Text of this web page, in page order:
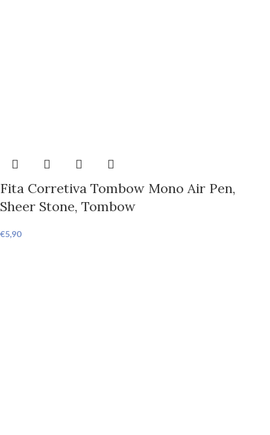
Fita Corretiva Tombow Mono Air Pen,
Sheer Stone, Tombow
€5,90